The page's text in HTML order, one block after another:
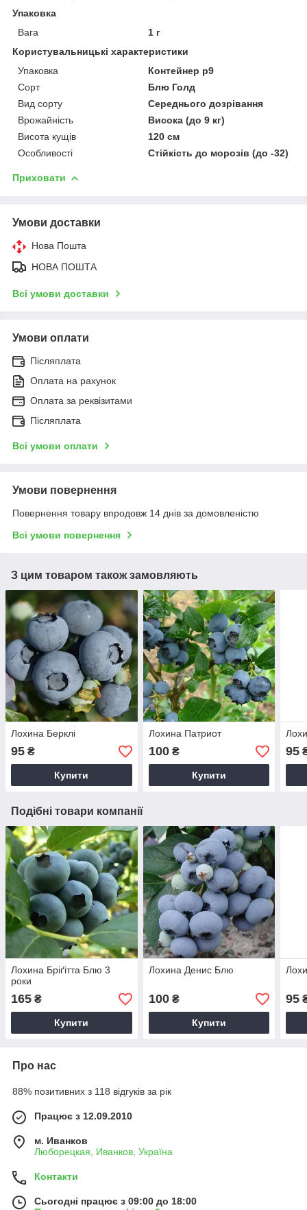
Упаковка
Вага
1 г
Користувальницькі характеристики
Упаковка
Контейнер р9
Сорт
Блю Голд
Вид сорту
Середнього дозрівання
Врожайність
Висока (до 9 кг)
Висота кущів
120 см
Особливості
Стійкість до морозів (до -32)
Приховати
Умови доставки
Нова Пошта
НОВА ПОШТА
Всі умови доставки
Умови оплати
Післяплата
Оплата на рахунок
Оплата за реквізитами
Післяплата
Всі умови оплати
Умови повернення
Повернення товару впродовж 14 днів за домовленістю
Всі умови повернення
З цим товаром також замовляють
Лохина Берклі
95 ₴
Купити
Лохина Патриот
100₴
Купити
95
Подібні товари компанії
Лохина Бріґітта Блю 3
роки
165 ₴
Купити
Лохина Денис Блю
100₴
Купити
95
Про нас
88% позитивних з 118 відгуків за рік
Працює з 12.09.2010
м. Иванков
Люборецкая, Иванков, Україна
Контакти
Сьогодні працює з 09:00 до 18:00